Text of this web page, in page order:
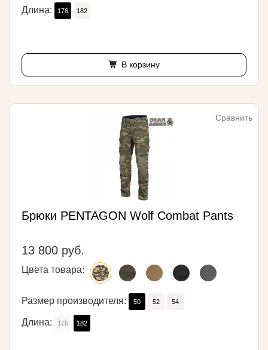
Длина: 176 182
В корзину
Сравнить
Брюки PENTAGON Wolf Combat Pants
13 800 руб.
Цвета товара:
Размер производителя: 50 52 54
Длина: 176 182